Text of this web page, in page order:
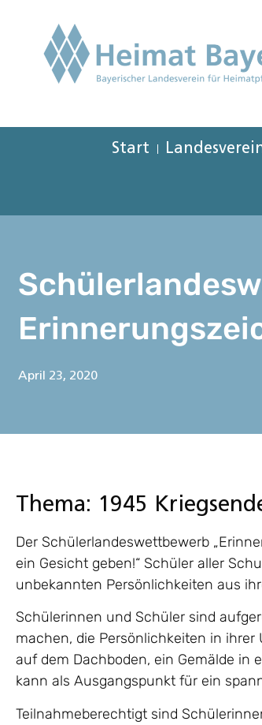
Start
April 23, 2020
Thema: 1945
Der Schülerlandeswettbewerb
ein Gesicht geben!“ Schüler aller
unbekannten Persönlichkeiten aus
Schülerinnen und Schüler sind
machen, die Persönlichkeiten in
auf dem Dachboden, ein Gemälde in
kann als Ausgangspunkt für ein
Teilnahmeberechtigt sind